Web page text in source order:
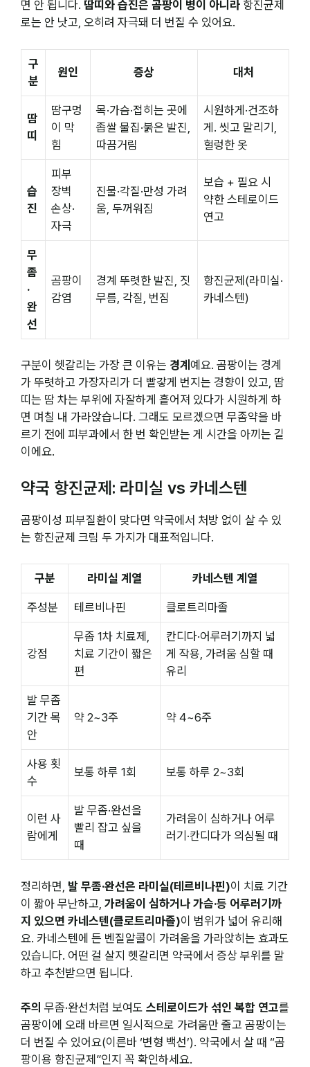
면 안 됩니다. 땀띠와 습진은 곰팡이 병이 아니라 항진균제
로는 안 낫고, 오히려 자극돼 더 번질 수 있어요.
구
분
원인 증상 대처
땀
띠
땀구멍
이 막
힘
목·가슴·접히는 곳에
좁쌀 물집·붉은 발진,
따끔거림
시원하게·건조하
게. 씻고 말리기,
헐렁한 옷
습
진
피부
장벽
손상·
자극
진물·각질·만성 가려
움, 두꺼워짐
보습 + 필요 시
약한 스테로이드
연고
무
좀
·
완
선
곰팡이
감염
경계 뚜렷한 발진, 짓
무름, 각질, 번짐
항진균제(라미실·
카네스텐)
구분이 헷갈리는 가장 큰 이유는 경계 예요. 곰팡이는 경계
가 뚜렷하고 가장자리가 더 빨갛게 번지는 경향이 있고, 땀
띠는 땀 차는 부위에 자잘하게 흩어져 있다가 시원하게 하
면 며칠 내 가라앉습니다. 그래도 모르겠으면 무좀약을 바
르기 전에 피부과에서 한 번 확인받는 게 시간을 아끼는 길
이에요.
약국 항진균제: 라미실 vs 카네스텐
곰팡이성 피부질환이 맞다면 약국에서 처방 없이 살 수 있
는 항진균제 크림 두 가지가 대표적입니다.
구분 라미실 계열 카네스텐 계열
주성분 테르비나핀 클로트리마졸
강점
무좀 1차 치료제,
치료 기간이 짧은
편
칸디다·어루러기까지 넓
게 작용, 가려움 심할 때
유리
발 무좀
기간 목
안
약 2~3주 약 4~6주
사용 횟
수
보통 하루 1회 보통 하루 2~3회
이런 사
람에게
발 무좀·완선을
빨리 잡고 싶을
때
가려움이 심하거나 어루
러기·칸디다가 의심될 때
정리하면, 발 무좀·완선은 라미실(테르비나핀)이 치료 기간
이 짧아 무난하고, 가려움이 심하거나 가슴·등 어루러기까
지 있으면 카네스텐(클로트리마졸)이 범위가 넓어 유리해
요. 카네스텐에 든 벤질알콜이 가려움을 가라앉히는 효과도
있습니다. 어떤 걸 살지 헷갈리면 약국에서 증상 부위를 말
하고 추천받으면 됩니다.
주의 무좀·완선처럼 보여도 스테로이드가 섞인 복합 연고를
곰팡이에 오래 바르면 일시적으로 가려움만 줄고 곰팡이는
더 번질 수 있어요(이른바 ‘변형 백선’). 약국에서 살 때 “곰
팡이용 항진균제”인지 꼭 확인하세요.